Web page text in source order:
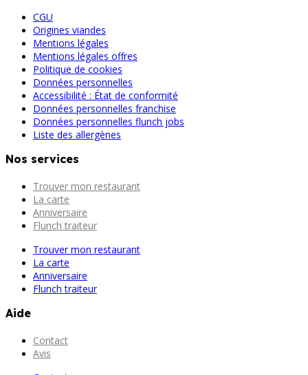
CGU
Origines viandes
Mentions légales
Mentions légales offres
Politique de cookies
Données personnelles
Accessibilité : État de conformité
Données personnelles franchise
Données personnelles flunch jobs
Liste des allergènes
Nos services
Trouver mon restaurant
La carte
Anniversaire
Flunch traiteur
Trouver mon restaurant
La carte
Anniversaire
Flunch traiteur
Aide
Contact
Avis